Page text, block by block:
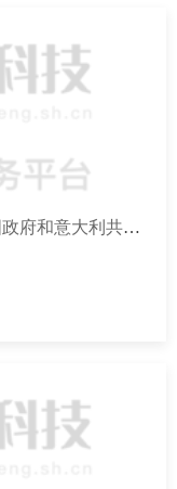
国家税务总局关于《中华人民共和国政府和意大利共和国政府对所得消除双重征税和防止逃避税的协定》生效执行的公告